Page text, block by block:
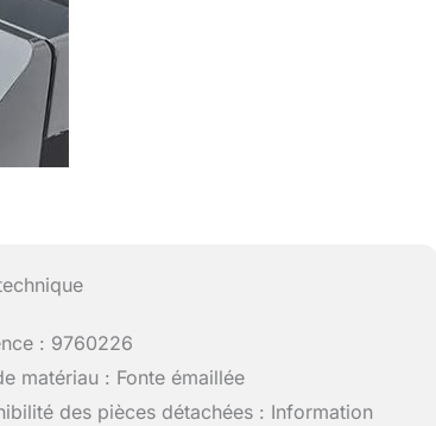
: 9760226
matériau : Fonte émaillée
des pièces détachées : Information